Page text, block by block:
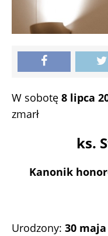
W sobotę 8 lipca
zmarł
ks.
Kanonik
Urodzony: 30 maja